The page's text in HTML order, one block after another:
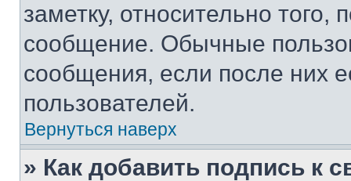
заметку, относительно
сообщение. Обычные
сообщения, если после них
пользователей.
Вернуться наверх
» Как добавить подпись к